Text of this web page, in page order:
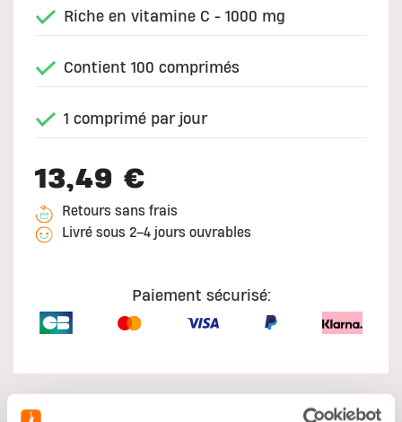
Riche en vitamine C - 1000 mg
Contient 100 comprimés
1 comprimé par jour
13,49 €
Retours sans frais
Livré sous 2–4 jours ouvrables
Paiement sécurisé: